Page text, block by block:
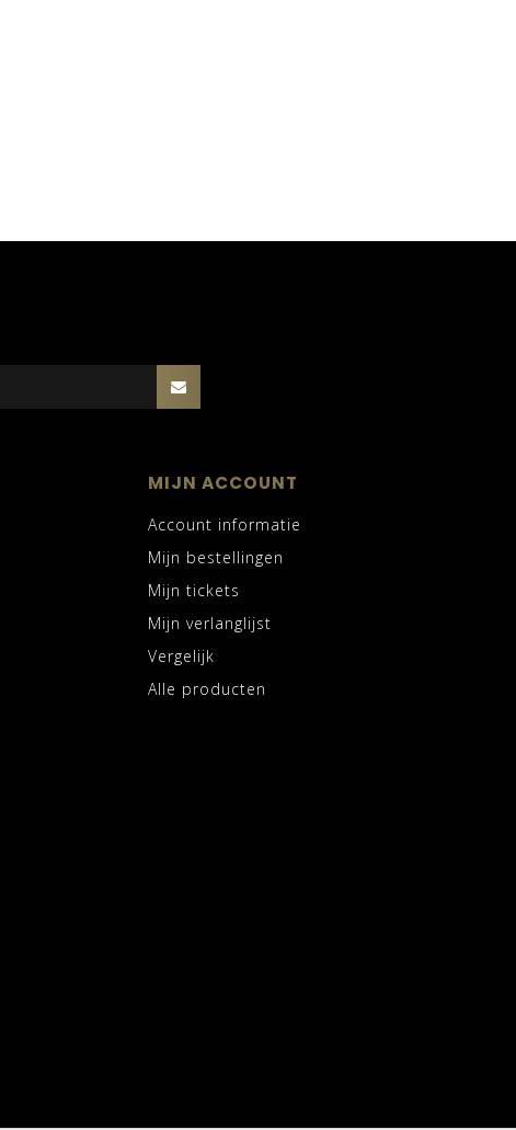
MIJN ACCOUNT
Account informatie
Mijn bestellingen
Mijn tickets
Mijn verlanglijst
Vergelijk
Alle producten